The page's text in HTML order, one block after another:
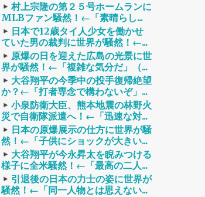
村上宗隆の第２５号ホームランに
MLBファン騒然！←「素晴らし...
日本で12歳タイ人少女を働かせ
ていた男の裁判に世界が騒然！←...
原爆の日を迎えた広島の光景に世
界が騒然！←「複雑な気分だ」（...
大谷翔平の今季中の投手復帰絶望
か？←「打者専念で構わないぞ」...
小泉防衛大臣、熊本地震の林野火
災で自衛隊派遣へ！←「迅速な対...
日本の原爆展示の仕方に世界が騒
然！←「子供にショックが大きい...
大谷翔平が今永昇太を睨みつける
様子に全米騒然！←「最高の二人...
引退後の日本の力士の姿に世界が
騒然！←「同一人物とは思えない...